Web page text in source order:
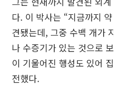
다. 이 박사는 “지금까지
견됐는데, 그중 수백 개가
나 수증기가 있는 것으로
이 기울어진 행성도 있어
전했다.